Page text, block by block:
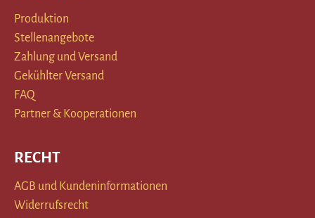
Produktion
Stellenangebote
Zahlung und Versand
Gekühlter Versand
FAQ
Partner & Kooperationen
RECHT
AGB und Kundeninformationen
Widerrufsrecht